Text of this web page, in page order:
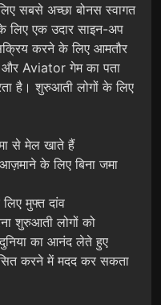
सबसे अच्छा बोनस स्वागत
लिए एक उदार साइन-अप
करने के लिए आमतौर
और Aviator गेम का पता
है। शुरुआती लोगों के लिए
से मेल खाते हैं
के लिए बिना जमा
मुफ्त दांव
शुरुआती लोगों को
का आनंद लेते हुए
करने में मदद कर सकता